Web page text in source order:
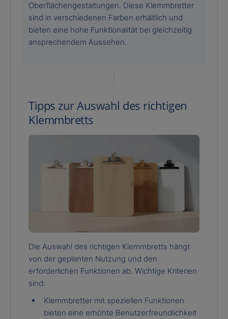
Oberflächengestaltungen. Diese Klemmbretter
sind in verschiedenen Farben erhältlich und
bieten eine hohe Funktionalität bei gleichzeitig
ansprechendem Aussehen.
Tipps zur Auswahl des richtigen
Klemmbretts
Die Auswahl des richtigen Klemmbretts hängt
von der geplanten Nutzung und den
erforderlichen Funktionen ab. Wichtige Kriterien
sind:
Klemmbretter mit speziellen Funktionen
bieten eine erhöhte Benutzerfreundlichkeit